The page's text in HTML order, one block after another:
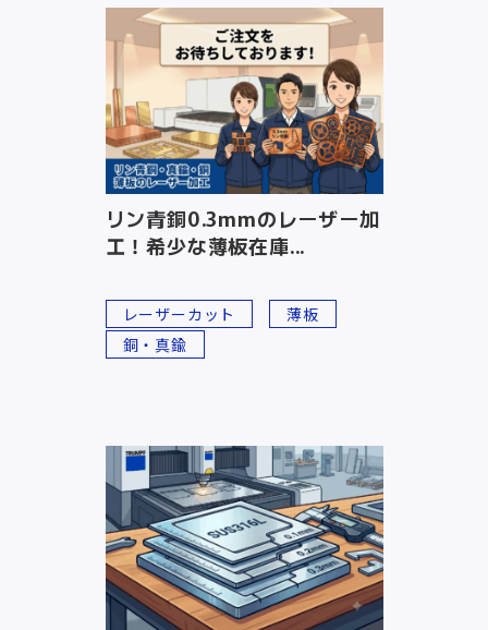
リン青銅0.3mmのレーザー加
工！希少な薄板在庫...
レーザーカット
薄板
銅・真鍮